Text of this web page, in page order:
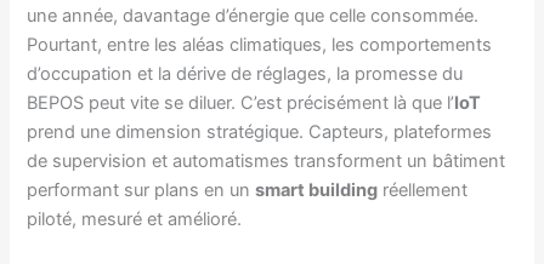
une année, davantage d’énergie que celle consommée.
Pourtant, entre les aléas climatiques, les comportements
d’occupation et la dérive de réglages, la promesse du
BEPOS peut vite se diluer. C’est précisément là que l’IoT
prend une dimension stratégique. Capteurs, plateformes
de supervision et automatismes transforment un bâtiment
performant sur plans en unsmart building réellement
piloté, mesuré et amélioré.